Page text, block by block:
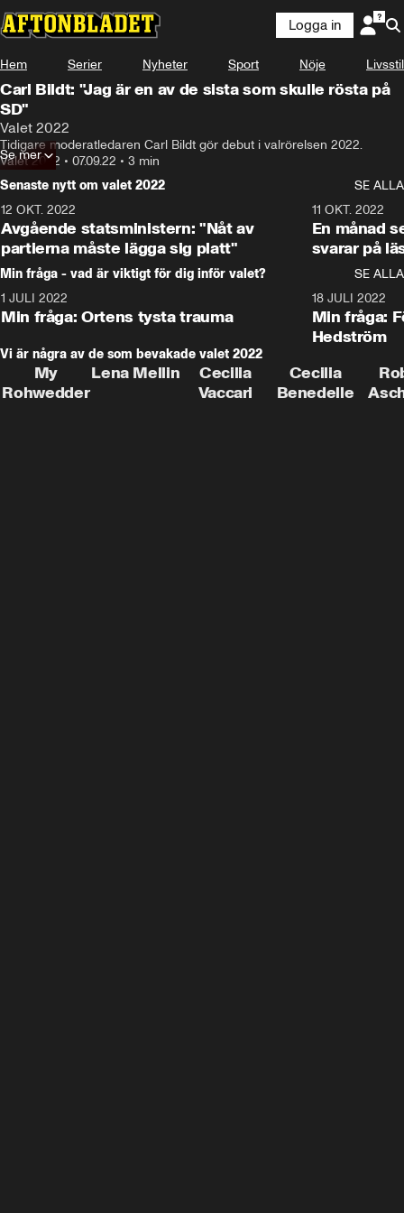
Logga in
Hem Serier Nyheter Sport Nöje Livsstil
Carl Bildt: "Jag är en av de sista som skulle rösta på
SD"
Valet 2022
Tidigare moderatledaren Carl Bildt gör debut i valrörelsen 2022.
Valet 2022 • 07.09.22 • 3 min
Se mer
Senaste nytt om valet 2022
SE ALLA
12 OKT. 2022
Avgående statsministern: "Nåt av
partierna måste lägga sig platt"
11 OKT. 2022
En månad
svarar på
Min fråga - vad är viktigt för dig inför valet?
SE ALLA
1 JULI 2022
Min fråga: Ortens tysta trauma
18 JULI 2022
Min fråga:
Hedström
Vi är några av de som bevakade valet 2022
My
Rohwedder
Lena Mellin
Cecilia
Vaccari
Cecilia
Benedelle